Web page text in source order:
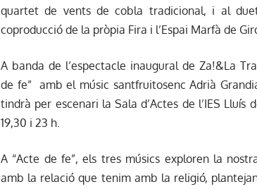
quartet de vents de cobla tradicional, i al
coproducció de la pròpia Fira i l’Espai Marfà de
A banda de l’espectacle inaugural de Za!&La
de fe” amb el músic santfruitosenc Adrià
tindrà per escenari la Sala d’Actes de l’IES Lluís
19,30 i 23 h.
A “Acte de fe”, els tres músics exploren la
amb la relació que tenim amb la religió,